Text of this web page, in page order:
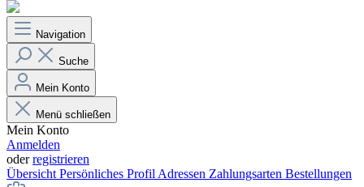
Navigation
Suche
Mein Konto
Menü schließen
Mein Konto
Anmelden
oderregistrieren
Übersicht Persönliches Profil Adressen Zahlungsarten Bestellungen